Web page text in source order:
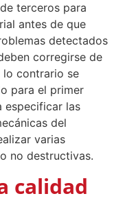
terceros para
antes de que
detectados
corregirse de
lo contrario se
para el primer
especificar las
del
varias
no destructivas.
calidad